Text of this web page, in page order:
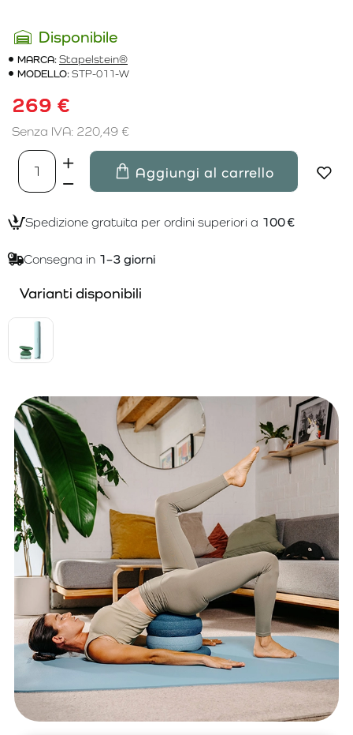
Disponibile
MARCA:Stapelstein®
MODELLO:STP-011-W
269 €
Senza IVA: 220,49 €
Aggiungi al carrello
Spedizione gratuita per ordini superiori a 100 €
Consegna in 1–3 giorni
Varianti disponibili